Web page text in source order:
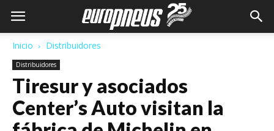
Inicio Distribuidores
Distribuidores
Tiresur y asociados
Center’s Auto visitan la